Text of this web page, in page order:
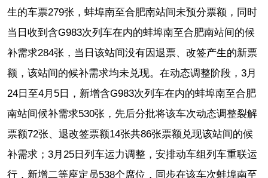
生的车票279张，蚌埠南至合肥南站间未预分票额，同时
当日收到含G983次列车在内的蚌埠南至合肥南站间的候
补需求284张，当日该站间没有因退票、改签产生的新票
额，该站间的候补需求均未兑现。在动态调整阶段，3月
24日至4月5日，新增含G983次列车在内的蚌埠南至合肥
南站间候补需求530张，先后分批将该车次动态调整裂解
票额72张、退改签票额14张共86张票额兑现该站间的候
补需求；3月25日列车运力调整，安排动车组列车重联运
行，新增二等座定员538个席位，同步在该车次蚌埠南至